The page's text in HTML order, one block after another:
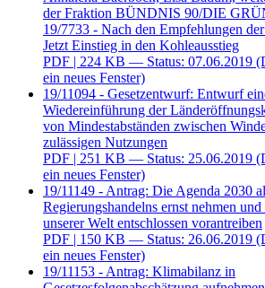
der Fraktion BÜNDNIS 90/DIE
19/7733 - Nach den Empfehlungen
Jetzt Einstieg in den Kohleausstieg
PDF | 224 KB — Status: 07.06.2019
ein neues Fenster)
19/11094 - Gesetzentwurf: Entwurf
Wiedereinführung der
von Mindestabständen zwischen
zulässigen Nutzungen
PDF | 251 KB — Status: 25.06.2019
ein neues Fenster)
19/11149 - Antrag: Die Agenda 2030
Regierungshandelns ernst nehmen
unserer Welt entschlossen vorantreiben
PDF | 150 KB — Status: 26.06.2019
ein neues Fenster)
19/11153 - Antrag: Klimabilanz in